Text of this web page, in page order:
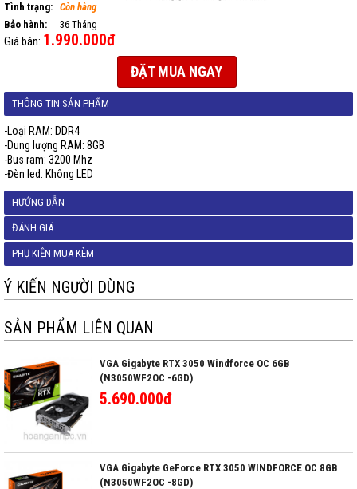
Tình trạng: Còn hàng
Bảo hành:
36 Tháng
Giá bán: 1.990.000đ
ĐẶT MUA NGAY
THÔNG TIN SẢN PHẨM
-Loại RAM: DDR4
-Dung lượng RAM: 8GB
-Bus ram: 3200 Mhz
-Đèn led: Không LED
HƯỚNG DẪN
ĐÁNH GIÁ
PHỤ KIỆN MUA KÈM
Ý KIẾN NGƯỜI DÙNG
SẢN PHẨM LIÊN QUAN
VGA Gigabyte RTX 3050 Windforce OC 6GB
(N3050WF2OC -6GD)
5.690.000đ
VGA Gigabyte GeForce RTX 3050 WINDFORCE OC 8GB
(N3050WF2OC -8GD)